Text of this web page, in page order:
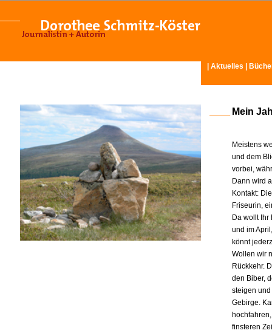
Aktuelles
Mein
Meistens
und dem
vorbei,
Dann wird
Kontakt:
Friseurin,
Da wollt
und im
könnt
Wollen wir
Rückkehr.
den Biber,
steigen
Gebirge.
finsteren